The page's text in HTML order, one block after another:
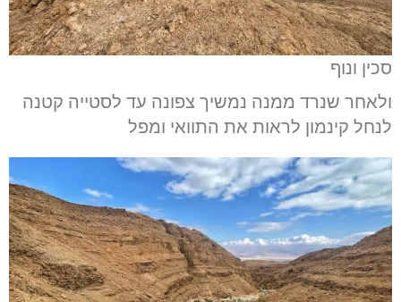
סכין ונוף
ולאחר שנרד ממנה נמשיך צפונה עד לסטייה קטנה
לנחל קינמון לראות את התוואי ומפל